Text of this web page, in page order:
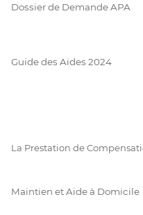
Dossier de Demande APA
Guide des Aides 2024
La Prestation de
Maintien et Aide à Domicile